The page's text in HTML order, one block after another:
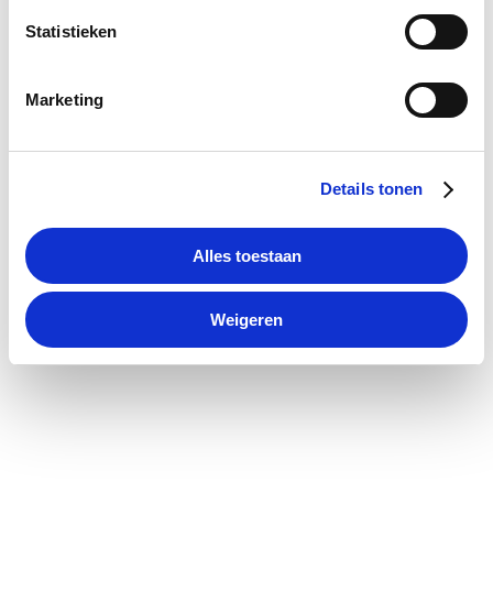
Statistieken
Marketing
Details tonen
Alles toestaan
Weigeren